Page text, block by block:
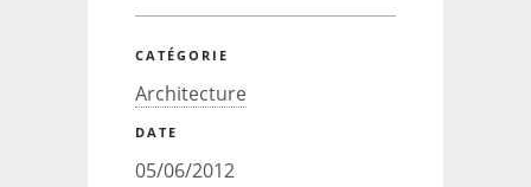
CATÉGORIE
Architecture
DATE
05/06/2012